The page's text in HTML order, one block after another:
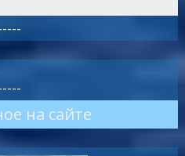
на сайте